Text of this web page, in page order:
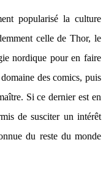
popularisé la culture
celle de Thor, le
nordique pour en faire
des comics, puis
Si ce dernier est en
de susciter un intérêt
du reste du monde